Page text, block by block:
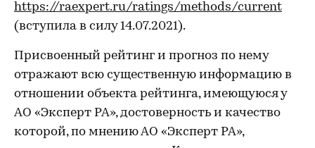
https://raexpert.ru/ratings/methods/current
(вступила в силу 14.07.2021).
Присвоенный рейтинг и прогноз по нему
отражают всю существенную информацию в
отношении объекта рейтинга, имеющуюся у
АО «Эксперт РА», достоверность и качество
которой, по мнению АО «Эксперт РА»,